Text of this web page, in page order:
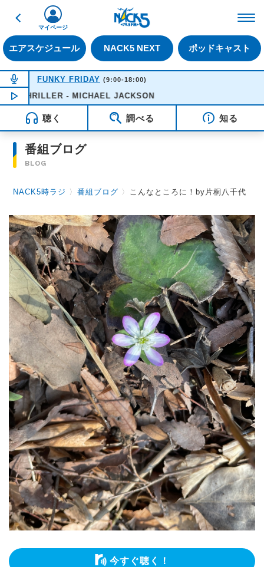
戻る
エアスケジュール NACK5 NEXT ポッドキャスト
マイページ
NOW ON AIR
FUNKY FRIDAY (9:00-18:00)
NOW PLAYING12:21
THRILLER - MICHAEL JACKSON
聴く 調べる 知る
番組ブログ
BLOG
NACK5時ラジ 〉番組ブログ 〉 こんなところに！by片桐八千代
今すぐ聴く！